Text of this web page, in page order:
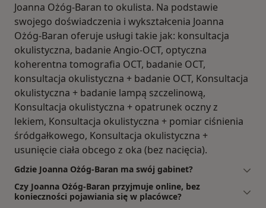
Joanna Ożóg-Baran to okulista. Na podstawie
swojego doświadczenia i wykształcenia Joanna
Ożóg-Baran oferuje usługi takie jak: konsultacja
okulistyczna, badanie Angio-OCT, optyczna
koherentna tomografia OCT, badanie OCT,
konsultacja okulistyczna + badanie OCT, Konsultacja
okulistyczna + badanie lampą szczelinową,
Konsultacja okulistyczna + opatrunek oczny z
lekiem, Konsultacja okulistyczna + pomiar ciśnienia
śródgałkowego, Konsultacja okulistyczna +
usunięcie ciała obcego z oka (bez nacięcia).
Gdzie Joanna Ożóg-Baran ma swój gabinet?
Czy Joanna Ożóg-Baran przyjmuje online, bez
konieczności pojawiania się w placówce?